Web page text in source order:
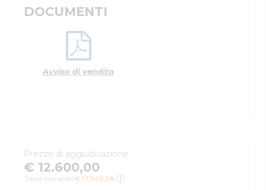
DOCUMENTI
Avviso di vendita
Prezzo di aggiudicazione
€ 12.600,00
Totale con oneri: € 17.540,08